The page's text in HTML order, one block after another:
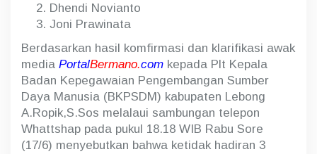
Dhendi Novianto
Joni Prawinata
Berdasarkan hasil komfirmasi dan klarifikasi awak
media PortalBermano.com kepada Plt Kepala
Badan Kepegawaian Pengembangan Sumber
Daya Manusia (BKPSDM) kabupaten Lebong
A.Ropik,S.Sos melalaui sambungan telepon
Whattshap pada pukul 18.18 WIB Rabu Sore
(17/6) menyebutkan bahwa ketidak hadiran 3